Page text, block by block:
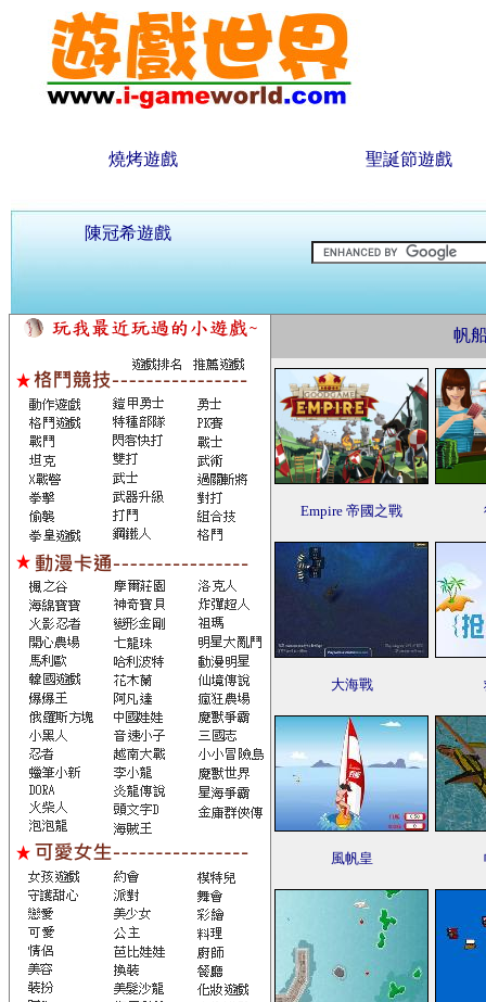
燒烤遊戲 聖誕節遊戲
陳冠希遊戲
帆
Empire 帝國之戰
大海戰
風帆皇